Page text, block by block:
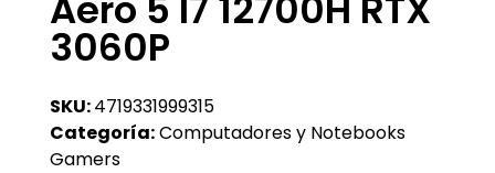
3060P
SKU:4719331999315
Categoría:Computadores y Notebooks
Gamers